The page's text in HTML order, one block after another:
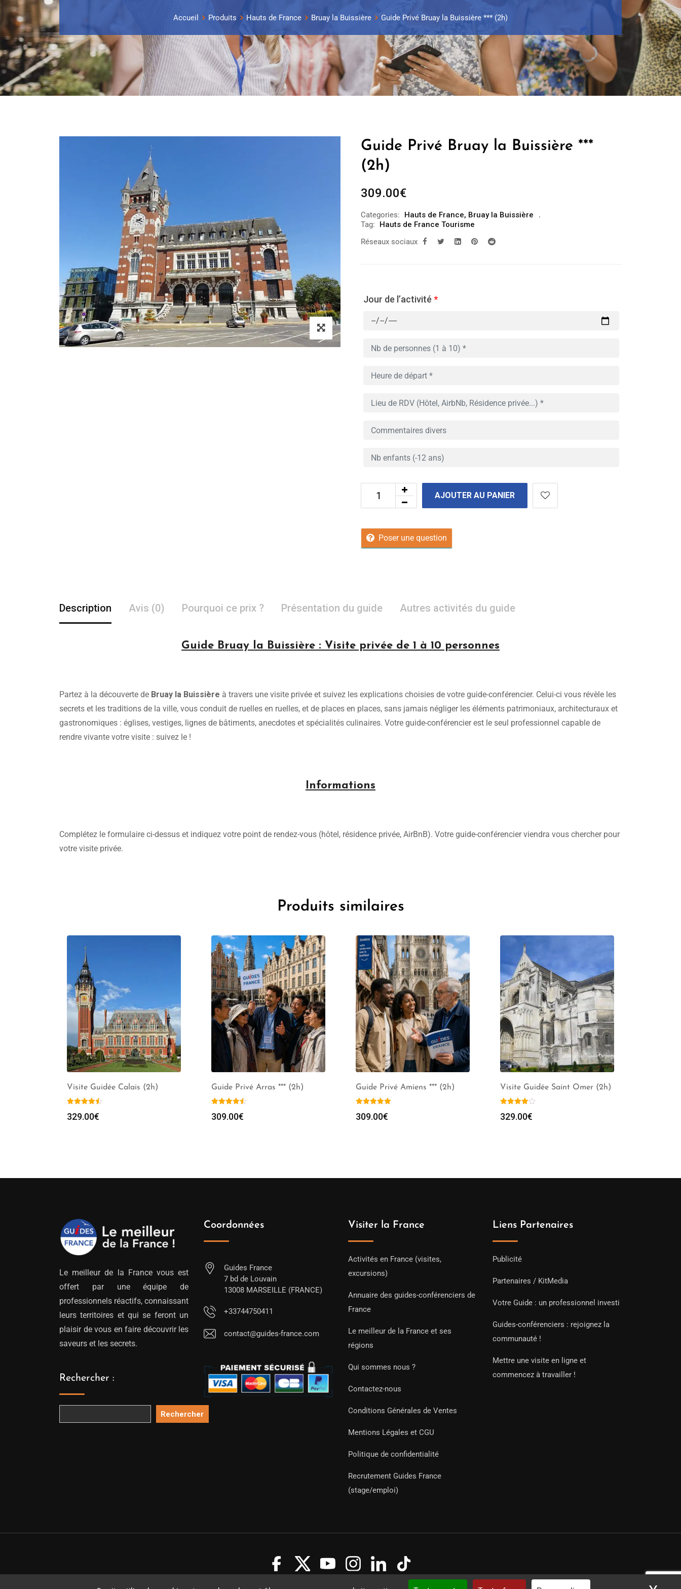
Accueil Produits Hauts de France Bruay la Buissière Guide Privé Bruay la Buissière *** (2h)
Guide Privé Bruay la Buissière ***
(2h)
309.00€
Categories: Hauts de France, Bruay la Buissière
Tag:
Hauts de France Tourisme
Réseaux sociaux
Jour de l’activité *
AJOUTER AU PANIER
Poser une question
Description Avis (0) Pourquoi ce prix ? Présentation du guide Autres activités du guide
Guide Bruay la Buissière : Visite privée de 1 à 10 personnes
Partez à la découverte de Bruay la Buissière à travers une visite privée et suivez les explications choisies de votre guide-conférencier. Celui-ci vous révèle les
secrets et les traditions de la ville, vous conduit de ruelles en ruelles, et de places en places, sans jamais négliger les éléments patrimoniaux, architecturaux et
gastronomiques : églises, vestiges, lignes de bâtiments, anecdotes et spécialités culinaires. Votre guide-conférencier est le seul professionnel capable de
rendre vivante votre visite : suivez le !
Informations
Complétez le formulaire ci-dessus et indiquez votre point de rendez-vous (hôtel, résidence privée, AirBnB). Votre guide-conférencier viendra vous chercher pour
votre visite privée.
Produits similaires
Visite Guidée Calais (2h)
329.00€
Guide Privé Arras *** (2h)
309.00€
Guide Privé Amiens *** (2h)
309.00€
Visite Guidée Saint Omer (2h)
329.00€
Le meilleur de la France vous est
offert par une équipe de
professionnels réactifs, connaissant
leurs territoires et qui se feront un
plaisir de vous en faire découvrir les
saveurs et les secrets.
Rechercher :
Rechercher
Coordonnées
Guides France
7 bd de Louvain
13008 MARSEILLE (FRANCE)
+33744750411
contact@guides-france.com
Visiter la France
Activités en France (visites,
excursions)
Annuaire des guides-conférenciers de
France
Le meilleur de la France et ses
régions
Qui sommes nous ?
Contactez-nous
Conditions Générales de Ventes
Mentions Légales et CGU
Politique de confidentialité
Recrutement Guides France
(stage/emploi)
Liens Partenaires
Publicité
Partenaires / KitMedia
Votre Guide : un professionnel investi
Guides-conférenciers : rejoignez la
communauté !
Mettre une visite en ligne et
commencez à travailler !